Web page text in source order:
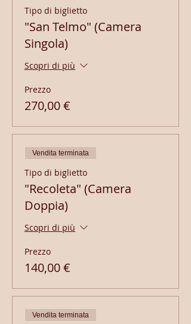
Tipo di biglietto
"San Telmo" (Camera
Singola)
Scopri di più
Prezzo
270,00 €
Vendita terminata
Tipo di biglietto
"Recoleta" (Camera
Doppia)
Scopri di più
Prezzo
140,00 €
Vendita terminata